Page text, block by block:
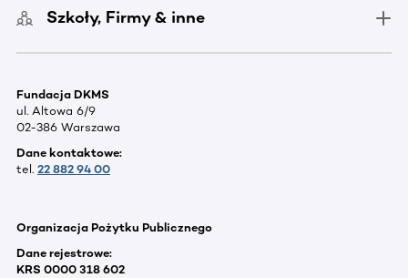
Szkoły, Firmy & inne
Fundacja DKMS
ul. Altowa 6/9
02-386 Warszawa
Dane kontaktowe:
tel. 22 882 94 00
Organizacja Pożytku Publicznego
Dane rejestrowe:
KRS 0000 318 602